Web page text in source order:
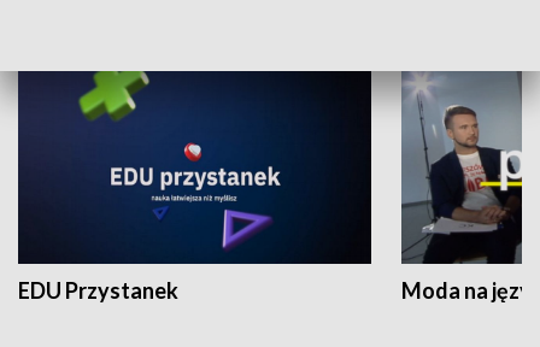
EDU Przystanek Moda na